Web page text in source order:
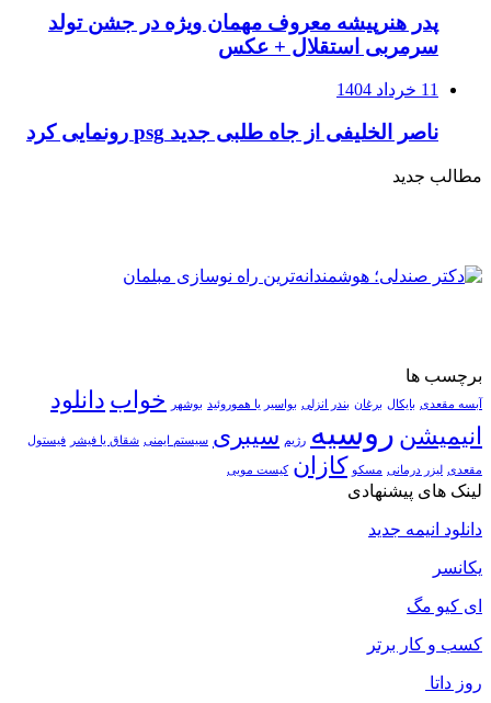
پدر هنرپیشه معروف مهمان ویژه در جشن تولد
سرمربی استقلال + عکس
11 خرداد 1404
ناصر الخلیفی از جاه طلبی جدید psg رونمایی کرد
مطالب جدید
برچسب ها
آبسه مقعدی بایکال برغان بندر انزلی بواسیر یا هموروئید بوشهر خواب دانلود
انیمیشن روسیه رژیم سیبری سیستم ایمنی شقاق یا فیشر فیستول
مقعدی لیزر درمانی مسکو کازان کیست مویی
لینک های پیشنهادی
دانلود انیمه جدید
یکانسر
ای کیو مگ
کسب و کار برتر
روز داتا